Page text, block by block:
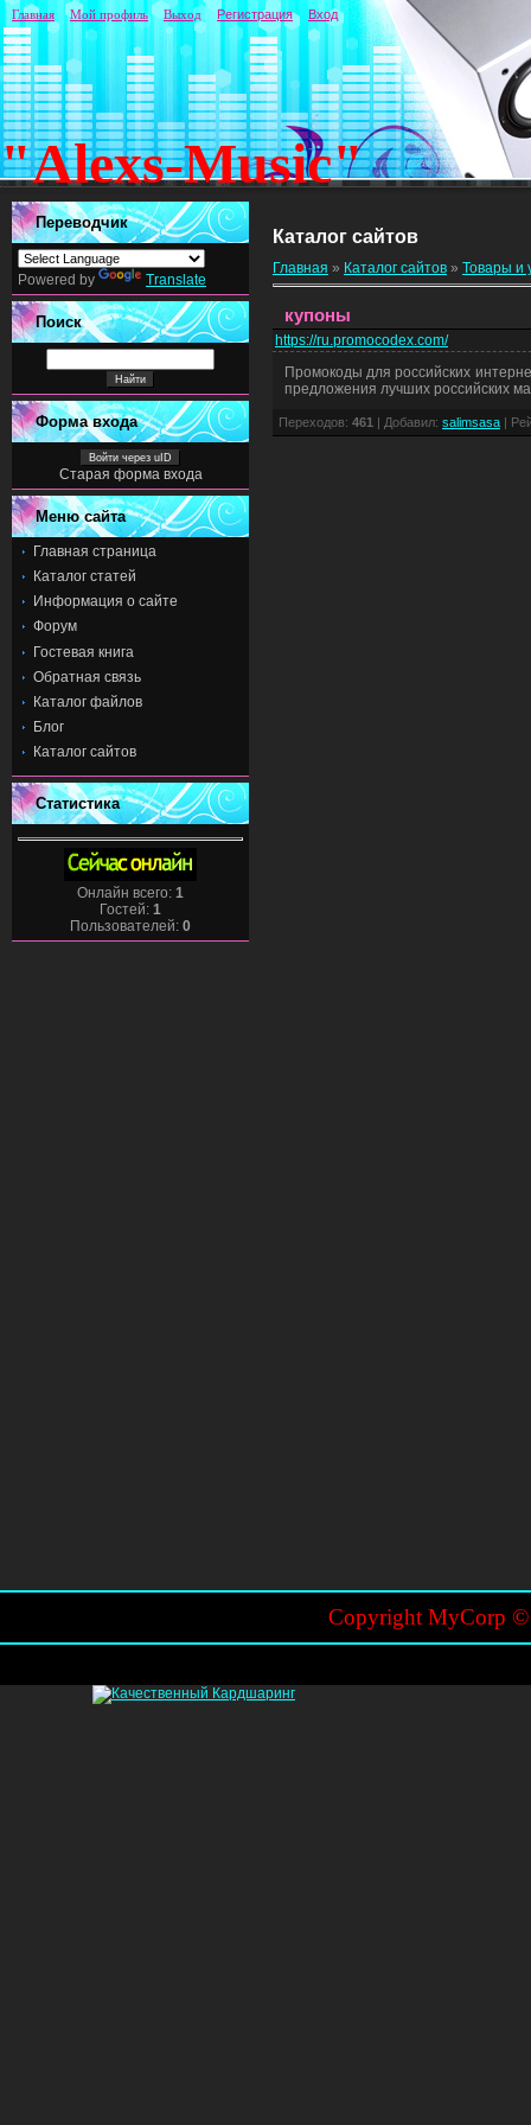
"Alexs-Music"
Главная Мой профиль Выход Регистрация Вход
Переводчик
Powered by Translate
Поиск
Форма входа
Войти через uID
Старая форма входа
Меню сайта
Главная страница
Каталог статей
Информация о сайте
Форум
Гостевая книга
Обратная связь
Каталог файлов
Блог
Каталог сайтов
Статистика
Онлайн всего: 1
Гостей: 1
Пользователей: 0
Каталог сайтов
Главная » Каталог сайтов » Товары и
купоны
https://ru.promocodex.com/
Промокоды для российских
предложения лучших российских
Переходов: 461 Добавил: salimsasa
Copyright MyCorp